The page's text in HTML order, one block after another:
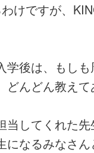
けですが、
学後は、もし
どんどん教え
当してくれた
になるみなさ